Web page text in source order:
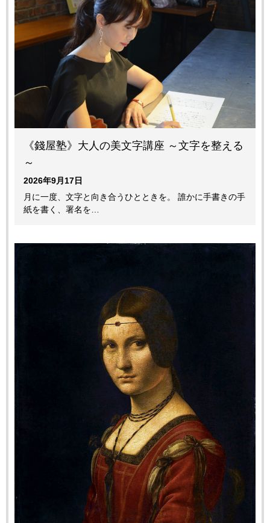
《錢屋塾》大人の美文字講座 ～文字を整える
～
2026年9月17日
月に一度、文字と向き合うひとときを。 誰かに手書きの手
紙を書く、署名を…